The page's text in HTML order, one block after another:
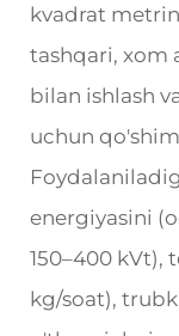
kvadrat
tashqari, xom
bilan ishlash
uchun
energiyasini
150–400 kVt),
kg/soat),